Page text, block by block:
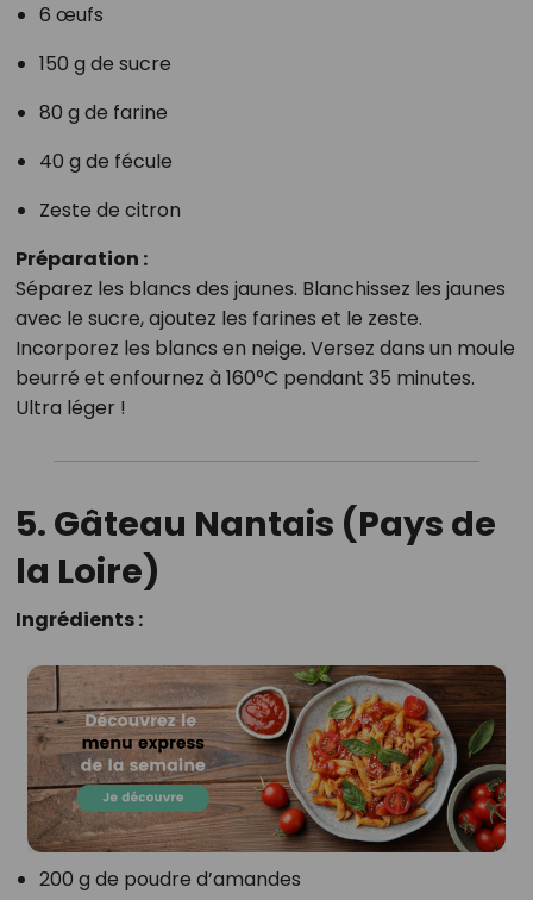
6 œufs
150 g de sucre
80 g de farine
40 g de fécule
Zeste de citron
Préparation :
Séparez les blancs des jaunes. Blanchissez les jaunes
avec le sucre, ajoutez les farines et le zeste.
Incorporez les blancs en neige. Versez dans un moule
beurré et enfournez à 160°C pendant 35 minutes.
Ultra léger !
5. Gâteau Nantais (Pays de
la Loire)
Ingrédients :
200 g de poudre d’amandes